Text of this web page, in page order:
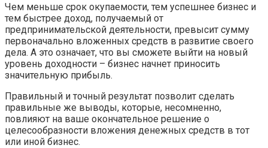
Чем меньше срок окупаемости, тем успешнее бизнес и
тем быстрее доход, получаемый от
предпринимательской деятельности, превысит сумму
первоначально вложенных средств в развитие своего
дела. А это означает, что вы сможете выйти на новый
уровень доходности – бизнес начнет приносить
значительную прибыль.
Правильный и точный результат позволит сделать
правильные же выводы, которые, несомненно,
повлияют на ваше окончательное решение о
целесообразности вложения денежных средств в тот
или иной бизнес.